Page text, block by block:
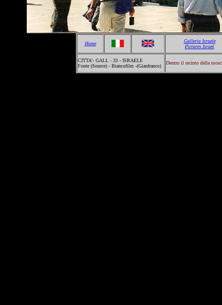
Home
Galleria Israele
Pictures Israel
CITTA'- GALL - 33 - ISRAELE
Fonte (Source) - Biancofilm -(Gianfranco)
Dentro il recinto della